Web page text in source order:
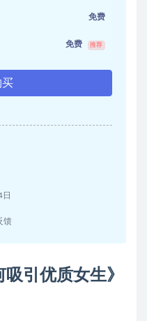
免费
免费 推荐
买
馈
引优质女生》